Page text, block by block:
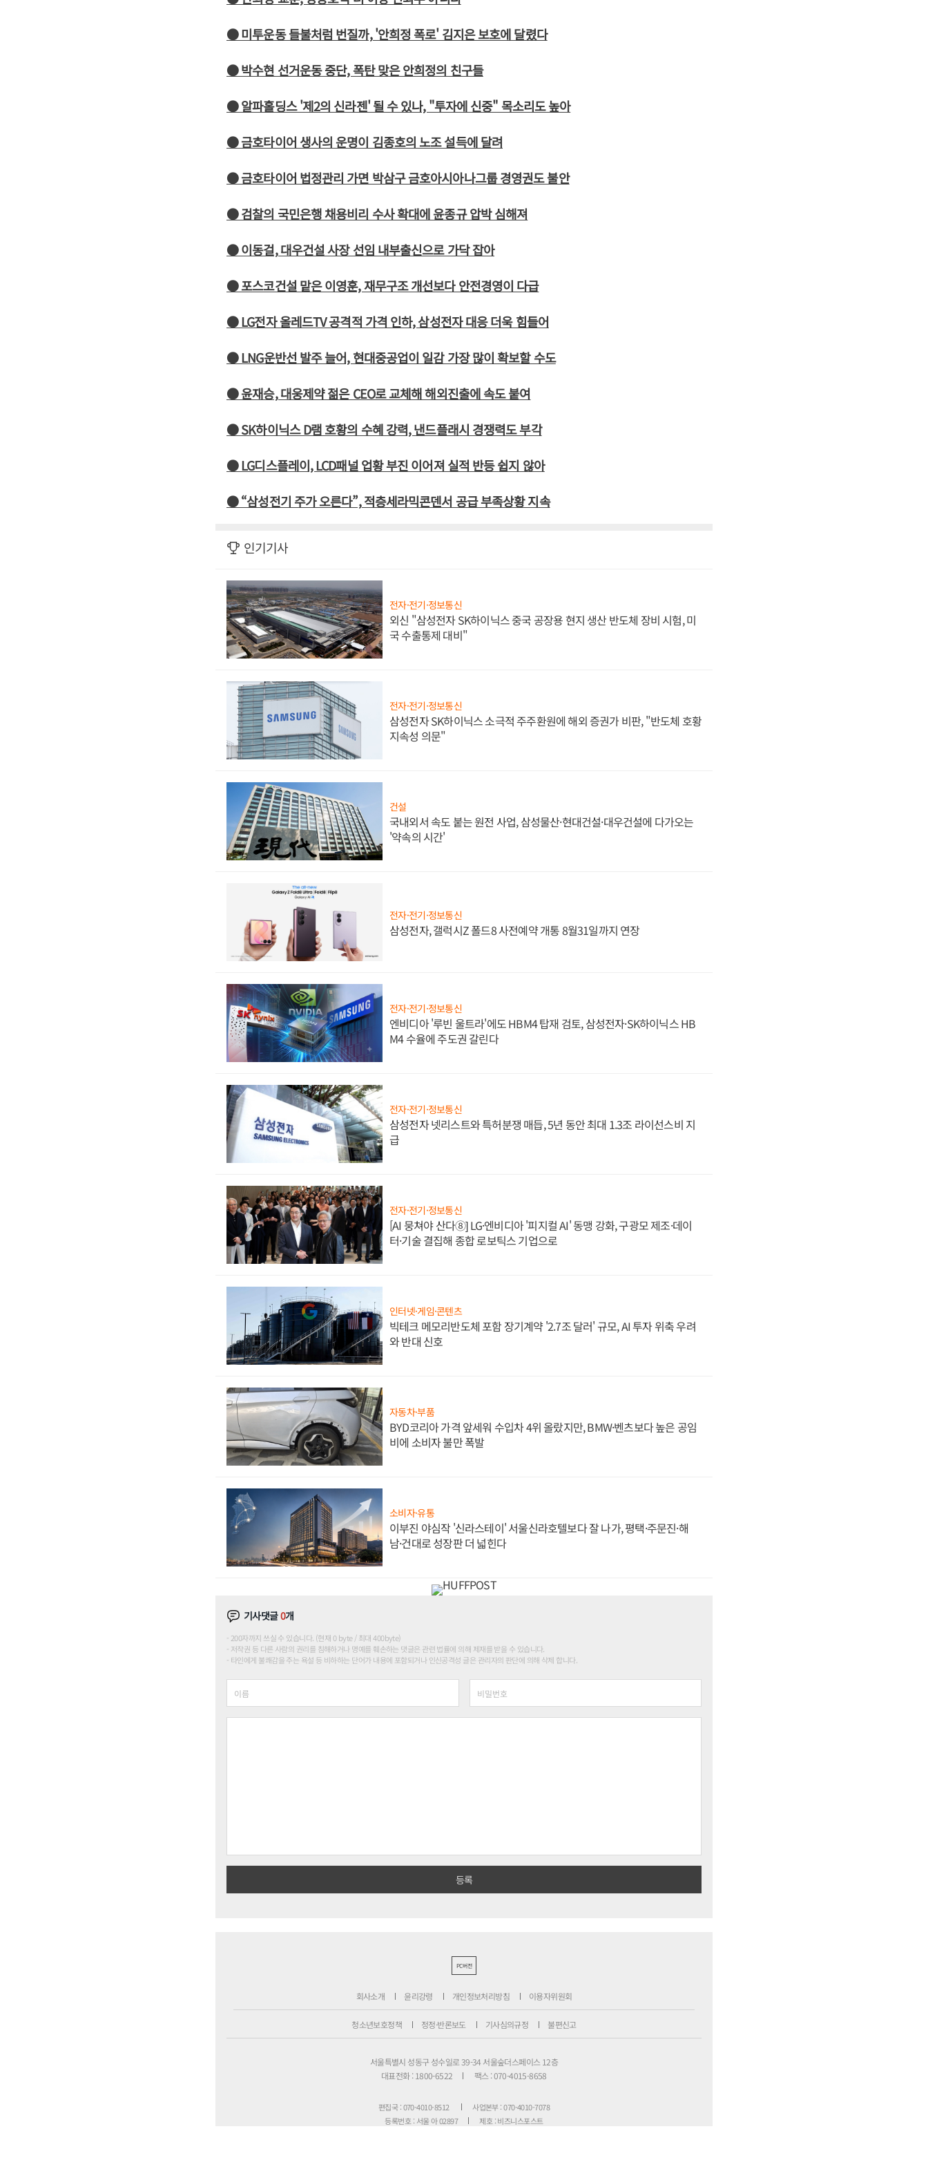
● 미투운동 들불처럼 번질까, '안희정 폭로' 김지은 보호에 달렸다
● 박수현 선거운동 중단, 폭탄 맞은 안희정의 친구들
● 알파홀딩스 '제2의 신라젠' 될 수 있나, "투자에 신중" 목소리도 높아
● 금호타이어 생사의 운명이 김종호의 노조 설득에 달려
● 금호타이어 법정관리 가면 박삼구 금호아시아나그룹 경영권도 불안
● 검찰의 국민은행 채용비리 수사 확대에 윤종규 압박 심해져
● 이동걸, 대우건설 사장 선임 내부출신으로 가닥 잡아
● 포스코건설 맡은 이영훈, 재무구조 개선보다 안전경영이 다급
● LG전자 올레드TV 공격적 가격 인하, 삼성전자 대응 더욱 힘들어
● LNG운반선 발주 늘어, 현대중공업이 일감 가장 많이 확보할 수도
● 윤재승, 대웅제약 젊은 CEO로 교체해 해외진출에 속도 붙여
● SK하이닉스 D램 호황의 수혜 강력, 낸드플래시 경쟁력도 부각
● LG디스플레이, LCD패널 업황 부진 이어져 실적 반등 쉽지 않아
● “삼성전기 주가 오른다”, 적층세라믹콘덴서 공급 부족상황 지속
인기기사
전자·전기·정보통신
외신 "삼성전자 SK하이닉스 중국 공장용 현지 생산 반도체 장비 시험, 미
국 수출통제 대비"
전자·전기·정보통신
삼성전자 SK하이닉스 소극적 주주환원에 해외 증권가 비판, "반도체 호황
지속성 의문"
건설
국내외서 속도 붙는 원전 사업, 삼성물산·현대건설·대우건설에 다가오는
'약속의 시간'
전자·전기·정보통신
삼성전자, 갤럭시Z 폴드8 사전예약 개통 8월31일까지 연장
전자·전기·정보통신
엔비디아 '루빈 울트라'에도 HBM4 탑재 검토, 삼성전자·SK하이닉스 HB
M4 수율에 주도권 갈린다
전자·전기·정보통신
삼성전자 넷리스트와 특허분쟁 매듭, 5년 동안 최대 1.3조 라이선스비 지
급
전자·전기·정보통신
[AI 뭉쳐야 산다⑧] LG·엔비디아 '피지컬 AI' 동맹 강화, 구광모 제조·데이
터·기술 결집해 종합 로보틱스 기업으로
인터넷·게임·콘텐츠
빅테크 메모리반도체 포함 장기계약 '2.7조 달러' 규모, AI 투자 위축 우려
와 반대 신호
자동차·부품
BYD코리아 가격 앞세워 수입차 4위 올랐지만, BMW·벤츠보다 높은 공임
비에 소비자 불만 폭발
소비자·유통
이부진 야심작 '신라스테이' 서울신라호텔보다 잘 나가, 평택·주문진·해
남·건대로 성장판 더 넓힌다
기사댓글0개
200자까지 쓰실 수 있습니다. (현재 0 byte / 최대 400byte)
저작권 등 다른 사람의 권리를 침해하거나 명예를 훼손하는 댓글은 관련 법률에 의해 제재를 받을 수 있습니다.
타인에게 불쾌감을 주는 욕설 등 비하하는 단어가 내용에 포함되거나 인신공격성 글은 관리자의 판단에 의해 삭제 합니다.
PC버전
회사소개 윤리강령 개인정보처리방침 이용자위원회
청소년보호정책 정정·반론보도 기사심의규정 불편신고
서울특별시 성동구 성수일로 39-34 서울숲더스페이스 12층
대표전화 : 1800-6522
팩스 : 070-4015-8658
편집국 : 070-4010-8512
사업본부 : 070-4010-7078
등록번호 : 서울 아 02897
제호 : 비즈니스포스트